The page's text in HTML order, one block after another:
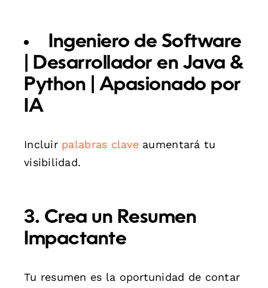
Ingeniero de Software
| Desarrollador en Java &
Python | Apasionado por
IA
Incluir palabras claveaumentará tu
visibilidad.
3. Crea un Resumen
Impactante
Tu resumen es la oportunidad de contar